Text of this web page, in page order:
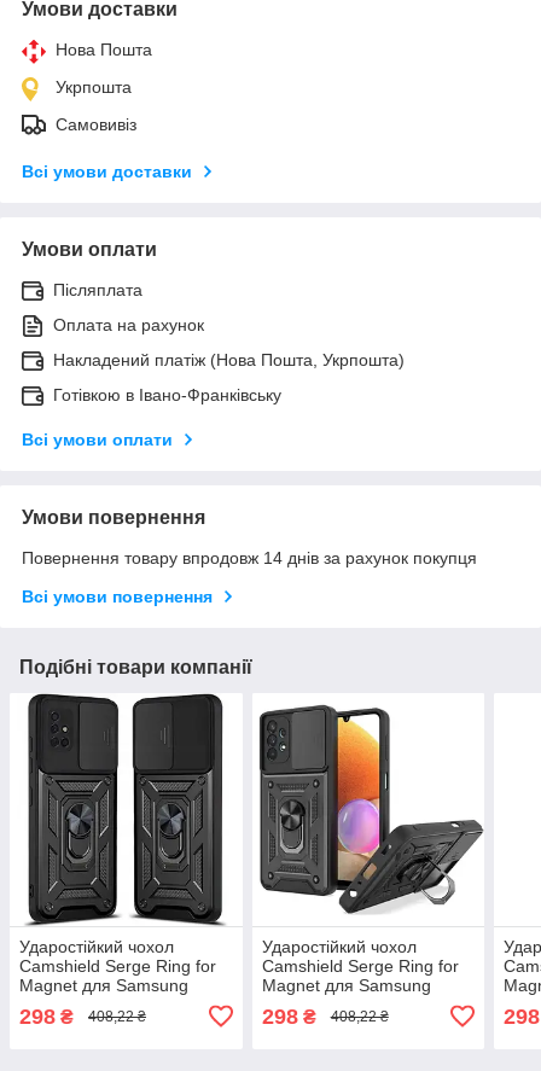
Умови доставки
Нова Пошта
Укрпошта
Самовивіз
Всі умови доставки
Умови оплати
Післяплата
Оплата на рахунок
Накладений платіж (Нова Пошта, Укрпошта)
Готівкою в Івано-Франківську
Всі умови оплати
Умови повернення
Повернення товару впродовж 14 днів за рахунок покупця
Всі умови повернення
Подібні товари компанії
Ударостійкий чохол
Camshield Serge Ring for
Magnet для Samsung
298 ₴ 408,22 ₴
Ударостійкий чохол
Camshield Serge Ring for
Magnet для Samsung
Galaxy A72 (SM-A725FZ)
298₴ 408,22 ₴ 298